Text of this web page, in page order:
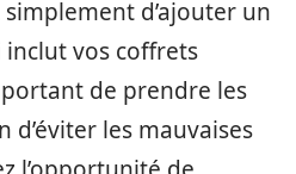
d’ajouter un
vos coffrets
de prendre les
d’éviter les mauvaises